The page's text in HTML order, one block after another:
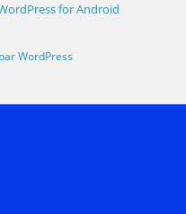
for Android
WordPress